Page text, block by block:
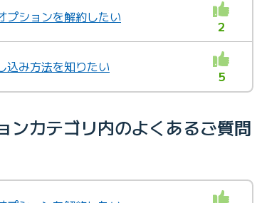
ションを解約したい
2
み方法を知りたい
5
ンカテゴリ内のよくあるご質問